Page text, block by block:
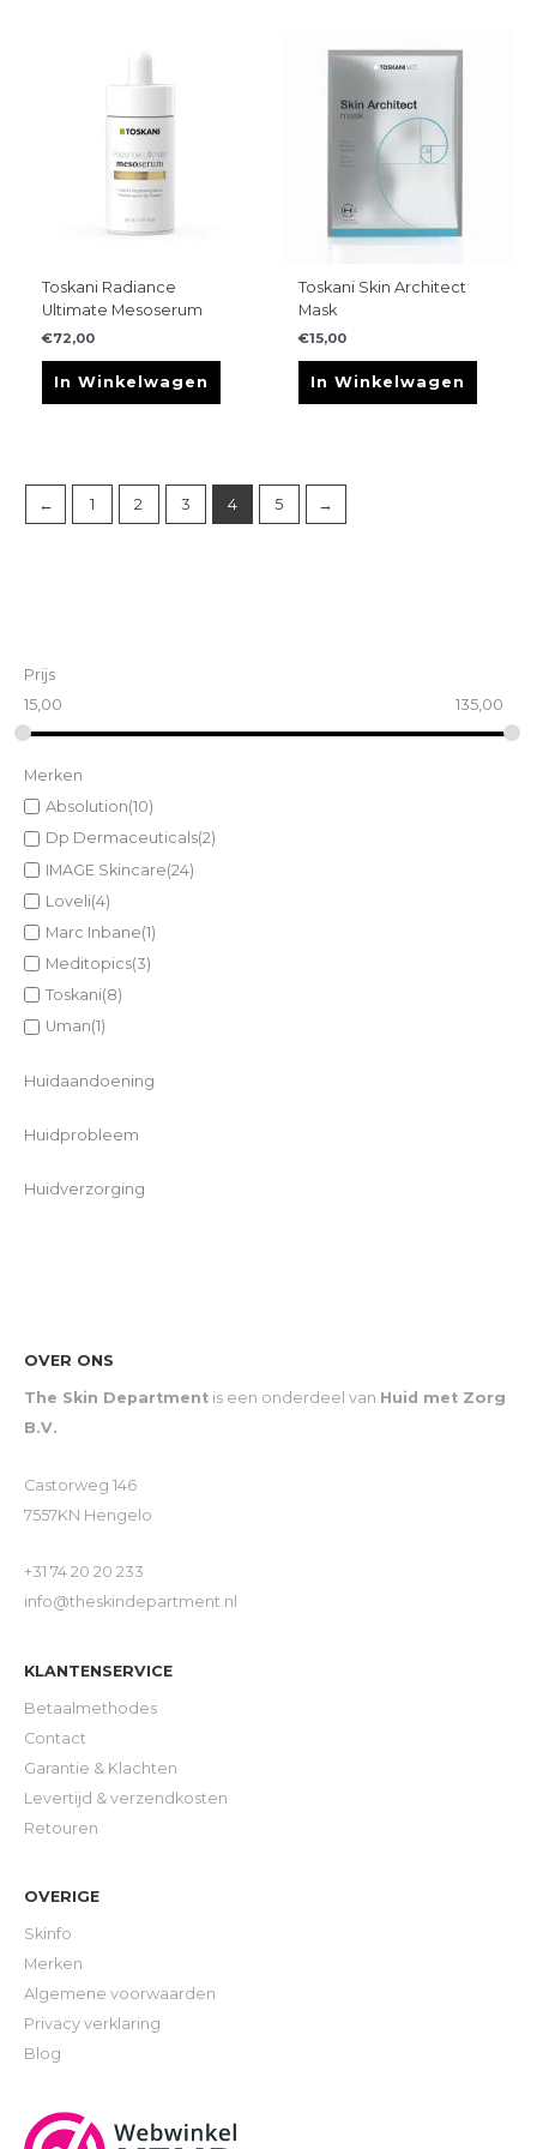
Prijs
15,00
135,00
Merken
Absolution(10)
Dp Dermaceuticals(2)
IMAGE Skincare(24)
Loveli(4)
Marc Inbane(1)
Meditopics(3)
Toskani(8)
Uman(1)
Huidaandoening
Huidprobleem
Huidverzorging
Toskani Radiance
Ultimate Mesoserum
€72,00
In Winkelwagen
Toskani Skin Architect
Mask
€15,00
In Winkelwagen
← 1 2 3 4 5 →
OVER ONS
The Skin Department is een onderdeel van Huid met Zorg
B.V.
Castorweg 146
7557KN Hengelo
+31 74 20 20 233
info@theskindepartment.nl
KLANTENSERVICE
Betaalmethodes
Contact
Garantie & Klachten
Levertijd & verzendkosten
Retouren
OVERIGE
Skinfo
Merken
Algemene voorwaarden
Privacy verklaring
Blog